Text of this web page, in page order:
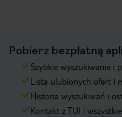
Pobierz bezpłatną
Szybkie wyszukiwanie i
Lista ulubionych ofert i
Historia wyszukiwań i
Kontakt z TUI i